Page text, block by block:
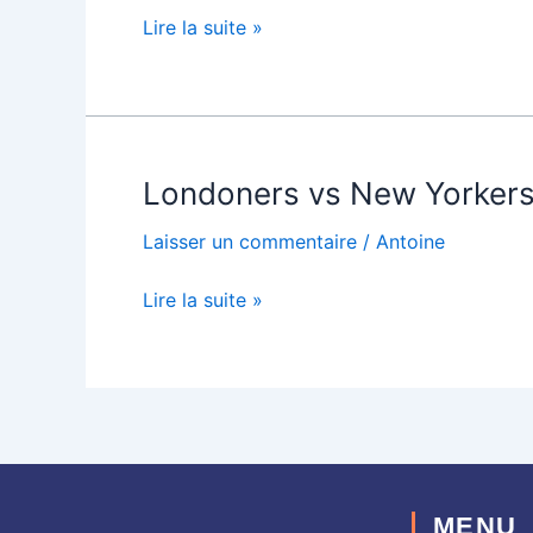
Lire la suite »
Londoners vs New
Laisser un commentaire / Antoine
Londoners
New
Lire la suite »
MENU